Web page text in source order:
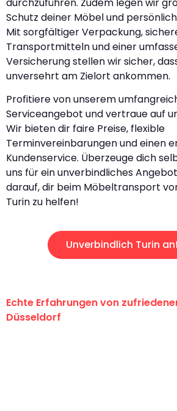
Schutz deiner Möbel und
Mit sorgfältiger Verpackung,
Transportmitteln und einer
Versicherung stellen wir sicher,
unversehrt am Zielort ankommen.
Profitiere von unserem
Serviceangebot und vertraue auf
Wir bieten dir faire Preise, flexible
Terminvereinbarungen und einen
Kundenservice. Überzeuge dich
uns für ein unverbindliches
darauf, dir beim Möbeltransport
Turin zu helfen!
Unverbindlich Turin
Echte Erfahrungen von
Düsseldorf